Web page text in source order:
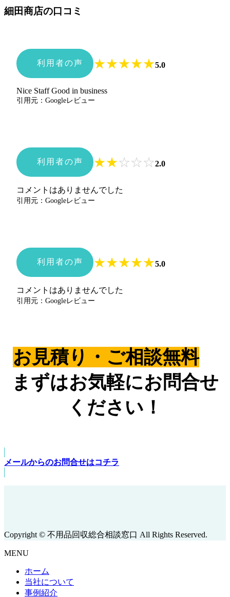
細田商店の口コミ
利用者の声 ★★★★★5.0
Nice Staff Good in business
引用元：Googleレビュー
利用者の声 ★★☆☆☆2.0
コメントはありませんでした
引用元：Googleレビュー
利用者の声 ★★★★★5.0
コメントはありませんでした
引用元：Googleレビュー
お見積り・ご相談無料
まずはお気軽にお問合せ
ください！
メールからのお問合せはコチラ
Copyright © 不用品回収総合相談窓口 All Rights Reserved.
MENU
ホーム
当社について
事例紹介